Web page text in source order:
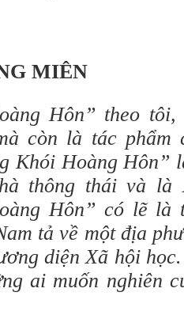
MIÊN
Hôn” theo
còn là tác phẩm
Khói Hoàng Hôn”
thông thái và
Hôn” có lẽ là
tả về một địa
diện Xã hội
ai muốn nghiên